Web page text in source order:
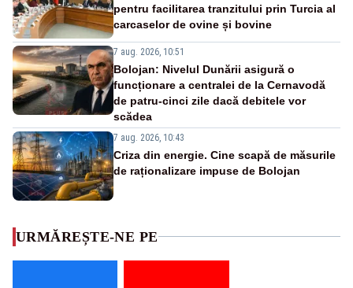
pentru facilitarea tranzitului prin Turcia al
carcaselor de ovine și bovine
7 aug. 2026, 10:51
Bolojan: Nivelul Dunării asigură o
funcționare a centralei de la Cernavodă
de patru-cinci zile dacă debitele vor
scădea
7 aug. 2026, 10:43
Criza din energie. Cine scapă de măsurile
de raționalizare impuse de Bolojan
URMĂREȘTE-NE PE